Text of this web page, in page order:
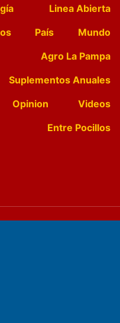
Linea Abierta
País
Mundo
Agro La Pampa
Suplementos Anuales
Opinion
Videos
Entre Pocillos